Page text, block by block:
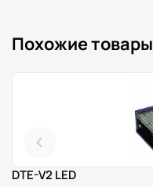
Похожие товары
DTE-V2 LED